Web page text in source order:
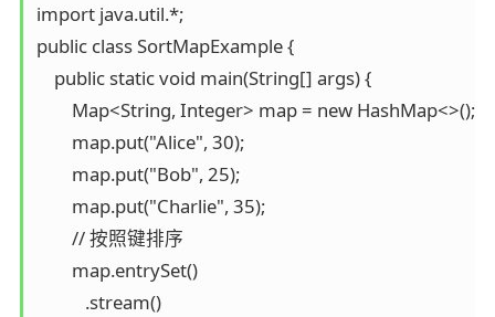
import java.util.*;
public class SortMapExample {
    public static void main(String[] args) {
        Map<String, Integer> map = new HashMap<>();
        map.put("Alice", 30);
        map.put("Bob", 25);
        map.put("Charlie", 35);
        // 按照键排序
        map.entrySet()
           .stream()